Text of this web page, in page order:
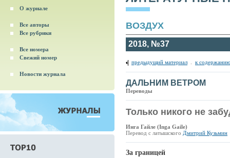
О журнале
Все авторы
Все рубрики
Все номера
Свежий номер
Новости журнала
ВОЗДУХ
2018, №37
предыдущий материал к
ДАЛЬНИМ ВЕТРОМ
Переводы
Только никого не
Инга Гайле (Inga Gaile)
Перевод с латышского Дмитрий Кузьмин
За границей